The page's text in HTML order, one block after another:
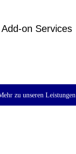
Add-on Services
zu unseren Leistungen